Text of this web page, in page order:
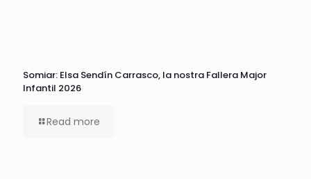
Somiar: Elsa Sendín Carrasco, la nostra Fallera Major
Infantil 2026
Read more